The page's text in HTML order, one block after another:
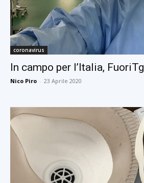
coronavirus
In campo per l’Italia, FuoriTg
Nico Piro - 23 Aprile 2020